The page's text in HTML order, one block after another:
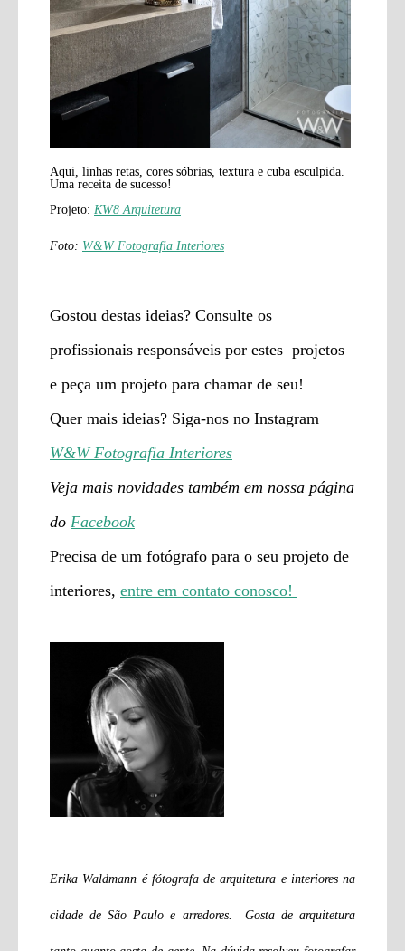
Aqui, linhas retas, cores sóbrias, textura e cuba esculpida.
Uma receita de sucesso!
Projeto: KW8 Arquitetura
Foto: W&W Fotografia Interiores
Gostou destas ideias? Consulte os
profissionais responsáveis por estes projetos
e peça um projeto para chamar de seu!
Quer mais ideias? Siga-nos no Instagram
W&W Fotografia Interiores
Veja mais novidades também em nossa página
do Facebook
Precisa de um fotógrafo para o seu projeto de
interiores, entre em contato conosco!
Erika Waldmann é fótografa de arquitetura e interiores na
cidade de São Paulo e arredores. Gosta de arquitetura